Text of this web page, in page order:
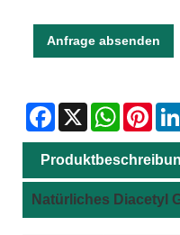
Anfrage absenden
Facebook
X WhatsApp
Natürliches Diacetyl